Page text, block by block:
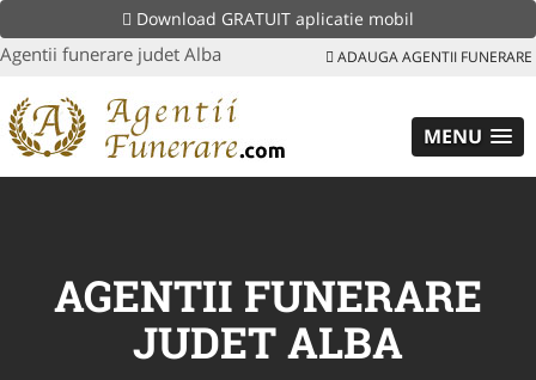
Download GRATUIT aplicatie mobil
Agentii funerare judet Alba ADAUGA AGENTII FUNERARE
MENU
AGENTII FUNERARE
JUDET ALBA